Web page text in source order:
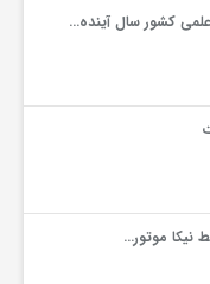
کشور سال آینده…